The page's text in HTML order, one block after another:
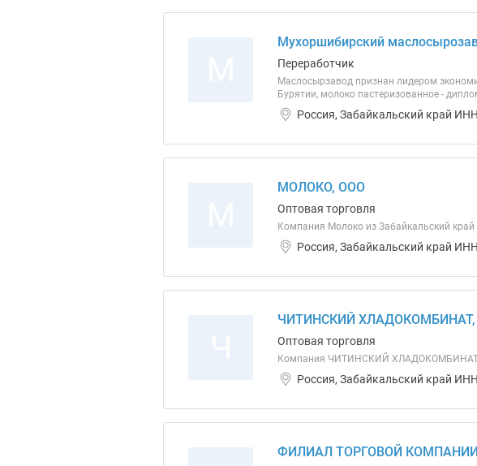
Мухоршибирский
Переработчик
Маслосырзавод признан лидером
Бурятии, молоко пастеризованное -
Россия, Забайкальский край
МОЛОКО, ООО
Оптовая торговля
Компания Молоко из Забайкальский
Россия, Забайкальский край
ЧИТИНСКИЙ
Оптовая торговля
Компания ЧИТИНСКИЙ
Россия, Забайкальский край
ФИЛИАЛ ТОРГОВОЙ